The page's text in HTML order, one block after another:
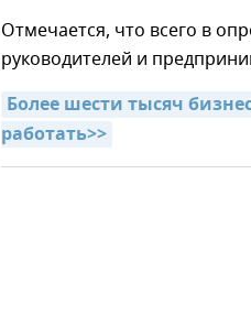
Отмечается, что всего в
руководителей и
Более шести тысяч
работать>>